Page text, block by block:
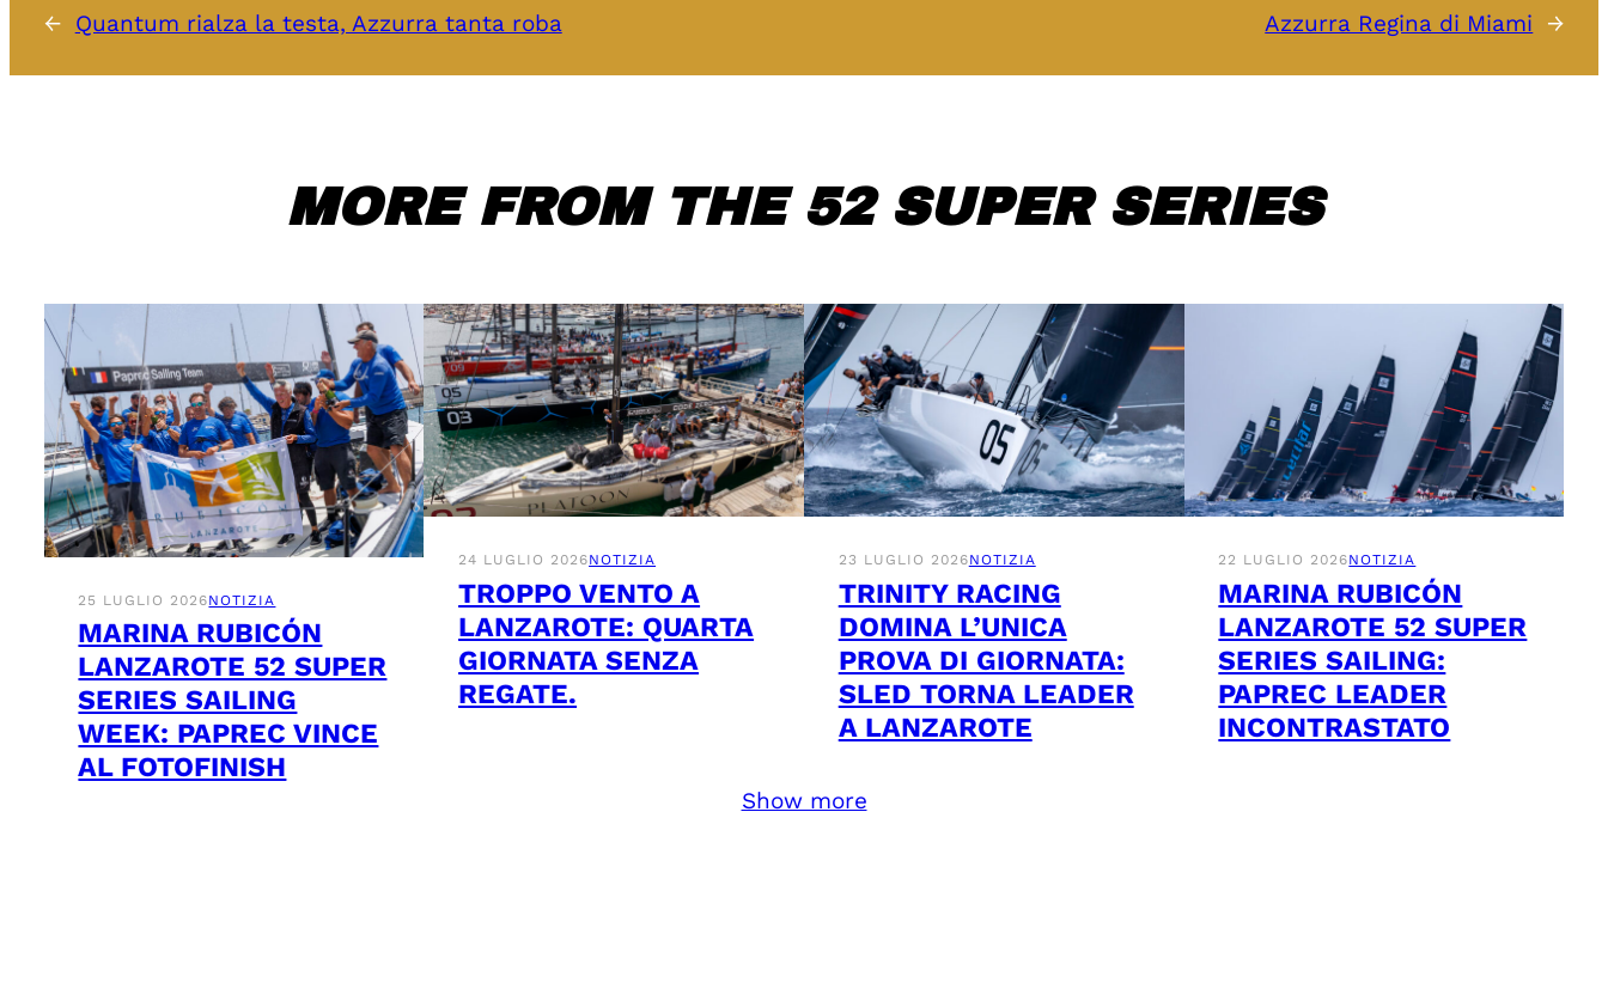
← Quantum rialza la testa, Azzurra tanta roba Azzurra Regina di Miami →
MORE FROM THE 52 SUPER SERIES
25 LUGLIO 2026NOTIZIA
MARINA RUBICÓN
LANZAROTE 52 SUPER
SERIES SAILING
WEEK: PAPREC VINCE
AL FOTOFINISH
24 LUGLIO 2026NOTIZIA
TROPPO VENTO A
LANZAROTE: QUARTA
GIORNATA SENZA
REGATE.
23 LUGLIO 2026NOTIZIA
TRINITY RACING
DOMINA L’UNICA
PROVA DI GIORNATA:
SLED TORNA LEADER
A LANZAROTE
22 LUGLIO 2026NOTIZIA
MARINA RUBICÓN
LANZAROTE 52 SUPER
SERIES SAILING:
PAPREC LEADER
INCONTRASTATO
Show more